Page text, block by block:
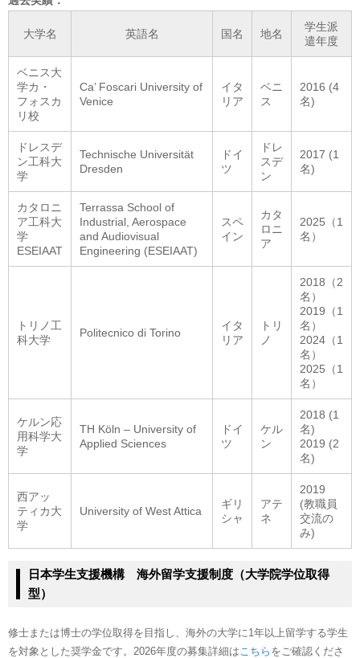
大学名 英語名 国名 地名
学生派
遣年度
ベニス大
学カ・
フォスカ
リ校
Ca’ Foscari University of
Venice
イタ
リア
ベニ
ス
2016 (4
名)
ドレスデ
ン工科大
学
Technische Universität
Dresden
ドイ
ツ
ドレ
スデ
ン
2017 (1
名)
カタロニ
ア工科大
学
ESEIAAT
Terrassa School of
Industrial, Aerospace
and Audiovisual
Engineering (ESEIAAT)
スペ
イン
カタ
ロニ
ア
2025（1
名）
トリノ工
科大学
Politecnico di Torino
イタ
リア
トリ
ノ
2018（2
名）
2019（1
名）
2024（1
名）
2025（1
名）
ケルン応
用科学大
学
TH Köln – University of
Applied Sciences
ドイ
ツ
ケル
ン
2018 (1
名)
2019 (2
名)
西アッ
ティカ大
学
University of West Attica
ギリ
シャ
アテ
ネ
2019
(教職員
交流の
み)
日本学生支援機構 海外留学支援制度（大学院学位取得
型）
修士または博士の学位取得を目指し、海外の大学に1年以上留学する学生
を対象とした奨学金です。2026年度の募集詳細はこちら をご確認くださ